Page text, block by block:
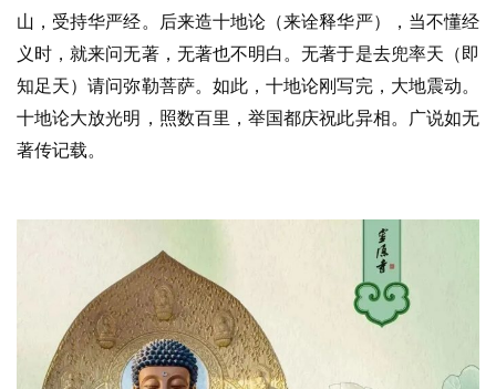
山，受持华严经。后来造十地论（来诠释华严），当不懂经
义时，就来问无著，无著也不明白。无著于是去兜率天（即
知足天）请问弥勒菩萨。如此，十地论刚写完，大地震动。
十地论大放光明，照数百里，举国都庆祝此异相。广说如无
著传记载。